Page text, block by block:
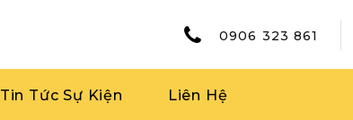
0906 323 861
Tin Tức Sự Kiện Liên Hệ